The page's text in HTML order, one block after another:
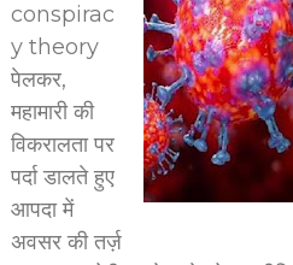
conspirac
y theory
पेलकर,
महामारी की
विकरालता पर
पर्दा डालते हुए
आपदा में
अवसर की तर्ज़